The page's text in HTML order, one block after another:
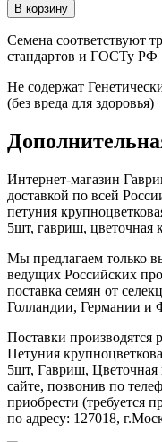
Семена соответствуют
стандартов и ГОСТу РФ
Не содержат
(без вреда для здоровья)
Интернет-магазин
доставкой по всей
петуния
5шт, гавриш, цветочная
Мы предлагаем только
ведущих Российских
поставка семян от
Голландии, Германии и
Поставки производятся
Петуния
5шт, Гавриш, Цветочная
сайте, позвонив по
приобрести (требуется
по адресу: 127018,